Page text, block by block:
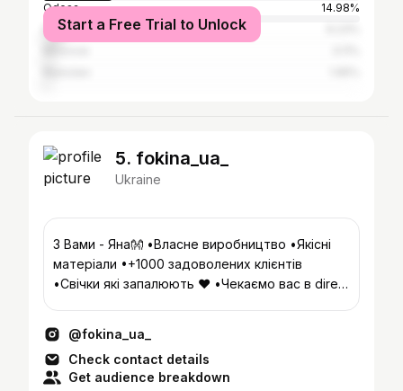
Odesa
14.98%
KyivStart a Free Trial to Unlock
5. fokina_ua_
Ukraine
З Вами - Яна👐 •Власне виробництво •Якісні
матеріали •+1000 задоволених клієнтів
•Свічки які запалюють ❤️ •Чекаємо вас в direct
@fokina_ua_
Check contact details
Get audience breakdown